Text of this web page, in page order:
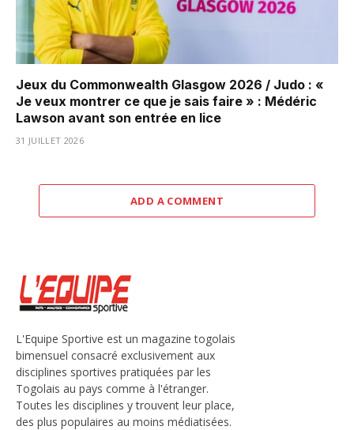
Jeux du Commonwealth Glasgow 2026 / Judo : «
Je veux montrer ce que je sais faire » : Médéric
Lawson avant son entrée en lice
31 JUILLET 2026
ADD A COMMENT
L'Equipe Sportive est un magazine togolais
bimensuel consacré exclusivement aux
disciplines sportives pratiquées par les
Togolais au pays comme à l'étranger.
Toutes les disciplines y trouvent leur place,
des plus populaires au moins médiatisées.